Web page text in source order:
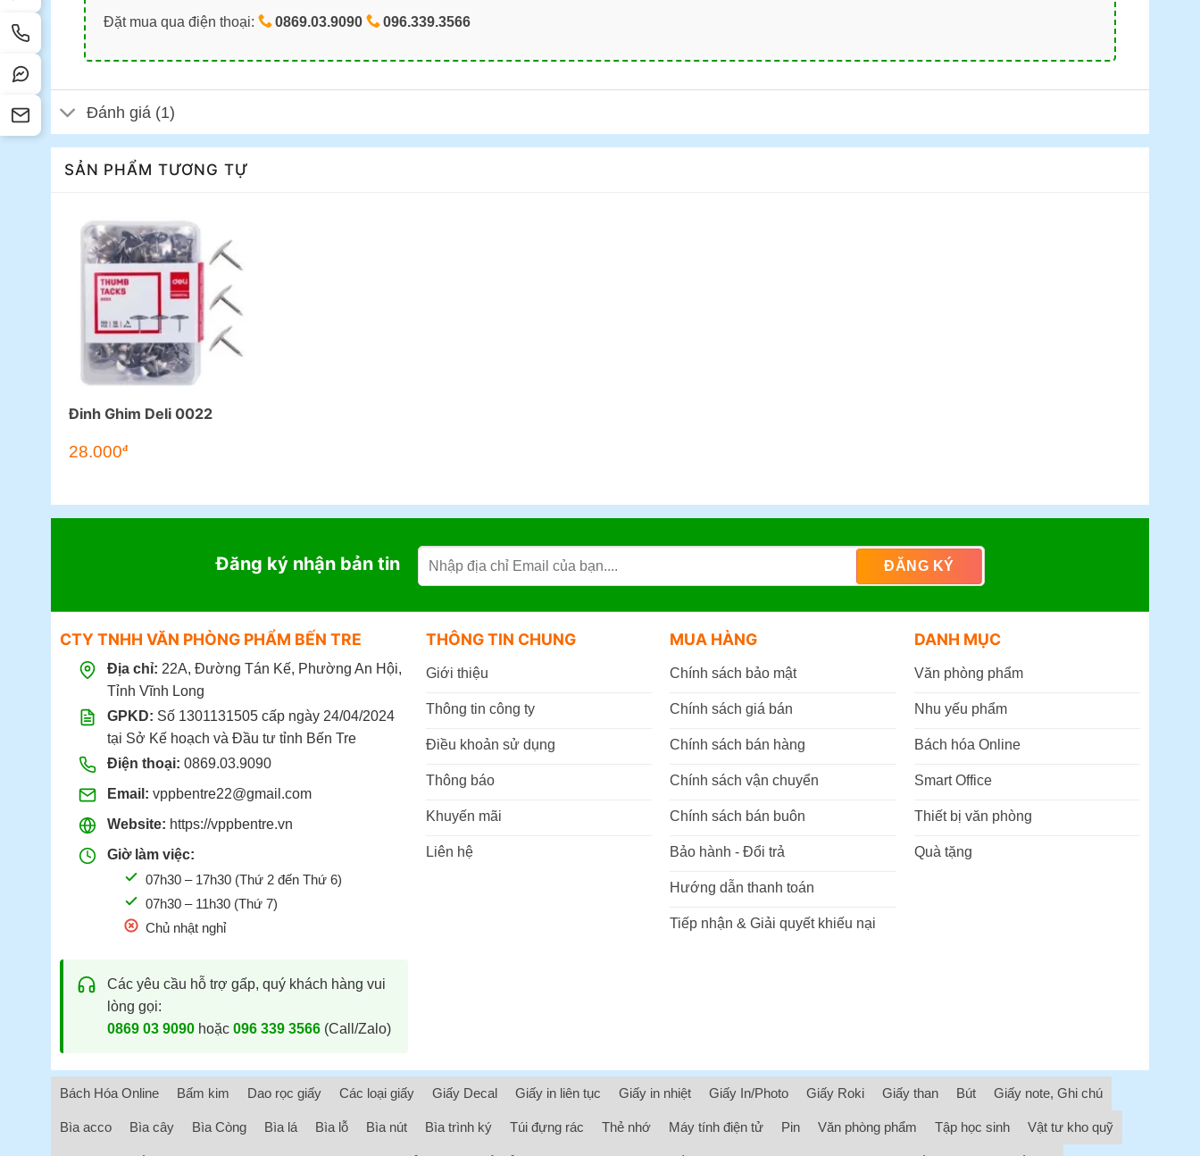
Đặt mua qua điện thoại: 0869.03.9090 096.339.3566
Đánh giá (1)
SẢN PHẨM TƯƠNG TỰ
Đinh Ghim Deli 0022
28.000đ
Đăng ký nhận bản tin
CTY TNHH VĂN PHÒNG PHẨM BẾN TRE
Địa chỉ: 22A, Đường Tán Kế, Phường An Hội,
Tỉnh Vĩnh Long
GPKD: Số 1301131505 cấp ngày 24/04/2024
tại Sở Kế hoạch và Đầu tư tỉnh Bến Tre
Điện thoại: 0869.03.9090
Email: vppbentre22@gmail.com
Website: https://vppbentre.vn
Giờ làm việc:
07h30 – 17h30 (Thứ 2 đến Thứ 6)
07h30 – 11h30 (Thứ 7)
Chủ nhật nghỉ
Các yêu cầu hỗ trợ gấp, quý khách hàng vui
lòng gọi:
0869 03 9090hoặc 096 339 3566(Call/Zalo)
THÔNG TIN CHUNG
Giới thiệu
Thông tin công ty
Điều khoản sử dụng
Thông báo
Khuyến mãi
Liên hệ
MUA HÀNG
Chính sách bảo mật
Chính sách giá bán
Chính sách bán hàng
Chính sách vận chuyển
Chính sách bán buôn
Bảo hành - Đổi trả
Hướng dẫn thanh toán
Tiếp nhận & Giải quyết khiếu nại
DANH MỤC
Văn phòng phẩm
Nhu yếu phẩm
Bách hóa Online
Smart Office
Thiết bị văn phòng
Quà tặng
Bách Hóa Online Bấm kim Dao rọc giấy Các loại giấy Giấy Decal Giấy in liên tục Giấy in nhiệt Giấy In/Photo Giấy Roki Giấy than Bút Giấy note, Ghi chú
Bìa acco Bìa cây Bìa Còng Bìa lá Bìa lỗ Bìa nút Bìa trình ký Túi đựng rác Thẻ nhớ Máy tính điện tử Pin Văn phòng phẩm Tập học sinh Vật tư kho quỹ